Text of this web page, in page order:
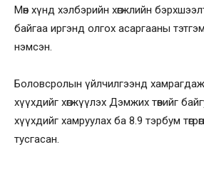
Мөн хүнд хэлбэрийн хөгжлийн
байгаа иргэнд олгох асаргааны
нэмсэн.
Боловсролын үйлчилгээнд
хүүхдийг хөгжүүлэх Дэмжих төвийг
хүүхдийг хамруулах ба 8.9 тэрбум
тусгасан.